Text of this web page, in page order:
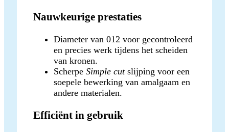
Nauwkeurige prestaties
Diameter van 012 voor gecontroleerd
en precies werk tijdens het scheiden
van kronen.
Scherpe Simple cutslijping voor een
soepele bewerking van amalgaam en
andere materialen.
Efficiënt in gebruik